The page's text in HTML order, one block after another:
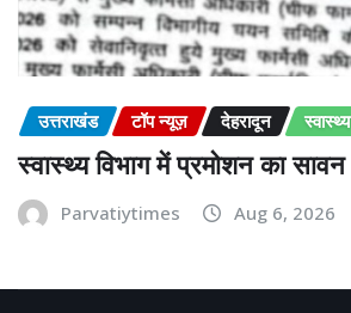
उत्तराखंड टॉप न्यूज़ देहरादून स्वास्थ्य
स्वास्थ्य विभाग में प्रमोशन का सावन
Parvatiytimes Aug 6, 2026